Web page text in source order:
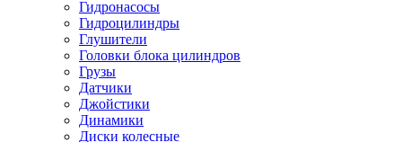
Гидронасосы
Гидроцилиндры
Глушители
Головки блока цилиндров
Грузы
Датчики
Джойстики
Динамики
Диски колесные